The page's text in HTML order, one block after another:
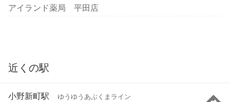
アイランド薬局 平田店
近くの駅
小野新町駅 ゆうゆうあぶくまライン